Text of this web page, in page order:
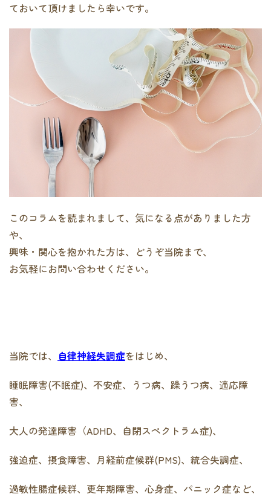
ておいて頂けましたら幸いです。
このコラムを読まれまして、気になる点がありました方
や、
興味・関心を抱かれた方は、どうぞ当院まで、
お気軽にお問い合わせください。
当院では、 自律神経失調症をはじめ、
睡眠障害(不眠症)、不安症、うつ病、躁うつ病、適応障
害、
大人の発達障害（ADHD、自閉スペクトラム症)、
強迫症、摂食障害、月経前症候群(PMS)、統合失調症、
過敏性腸症候群、更年期障害、心身症、パニック症など、